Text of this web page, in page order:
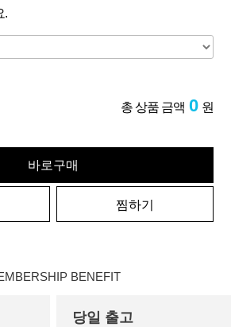
.
총 상품 금액 0 원
바로구매
찜하기
BENEFIT
당일 출고